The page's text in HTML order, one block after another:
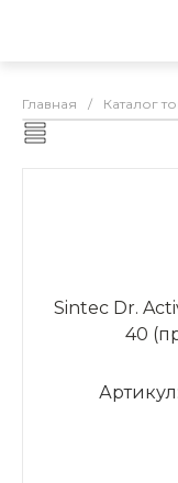
Главная / Каталог
АВТОХИМИЯ
Sintec Dr.
40